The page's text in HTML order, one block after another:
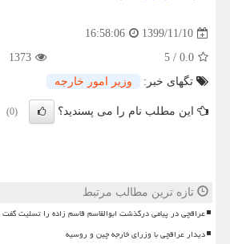
1399/11/10
16:58:06
0.0
/
5
1373
تگهای خبر:
وزیر امور خارجه
این مطلب نام را می پسندید؟ (0)
تازه ترین مطالب مرتبط
عراقچی در پیامی درگذشت ابوالقاسم قاسم زاده را تسلیت گفت
دیدار عراقچی با وزرای خارجه چین و روسیه